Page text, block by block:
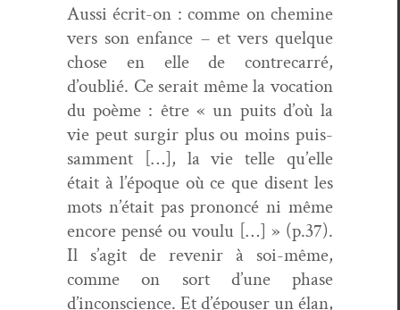
Aus­si écrit-on : comme on chem­ine
vers son enfance – et vers quelque
chose en elle de con­tre­car­ré,
d’oublié. Ce serait même la voca­tion
du poème : être « un puits d’où la
vie peut sur­gir plus ou moins puis­
sam­ment […], la vie telle qu’elle
était à l’époque où ce que dis­ent les
mots n’était pas pronon­cé ni même
encore pen­sé ou voulu […] » (p.37).
Il s’agit de revenir à soi-même,
comme on sort d’une phase
d’inconscience. Et d’épouser un élan,